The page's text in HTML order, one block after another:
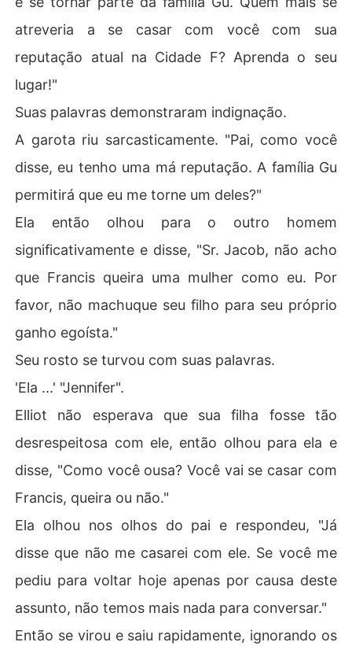
atreveria a se casar com você com sua
reputação atual na Cidade F? Aprenda o seu
lugar!"
Suas palavras demonstraram indignação.
A garota riu sarcasticamente. "Pai, como você
disse, eu tenho uma má reputação. A família Gu
permitirá que eu me torne um deles?"
Ela então olhou para o outro homem
significativamente e disse, "Sr. Jacob, não acho
que Francis queira uma mulher como eu. Por
favor, não machuque seu filho para seu próprio
ganho egoísta."
Seu rosto se turvou com suas palavras.
'Ela ...' "Jennifer".
Elliot não esperava que sua filha fosse tão
desrespeitosa com ele, então olhou para ela e
disse, "Como você ousa? Você vai se casar com
Francis, queira ou não."
Ela olhou nos olhos do pai e respondeu, "Já
disse que não me casarei com ele. Se você me
pediu para voltar hoje apenas por causa deste
assunto, não temos mais nada para conversar."
Então se virou e saiu rapidamente, ignorando os